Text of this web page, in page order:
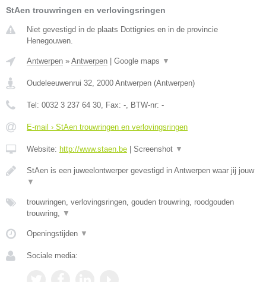
StAen trouwringen en verlovingsringen
Niet gevestigd in de plaats Dottignies en in de provincie
Henegouwen.
Antwerpen » Antwerpen | Google maps ▼
Oudeleeuwenrui 32 2000 Antwerpen (Antwerpen)
Tel: 0032 3 237 64 30 , Fax: - , BTW-nr: -
E-mail › StAen trouwringen en verlovingsringen
Website: http://www.staen.be | Screenshot ▼
StAen is een juweelontwerper gevestigd in Antwerpen waar jij jouw
▼
trouwringen, verlovingsringen, gouden trouwring, roodgouden
trouwring,
▼
Openingstijden ▼
Sociale media: